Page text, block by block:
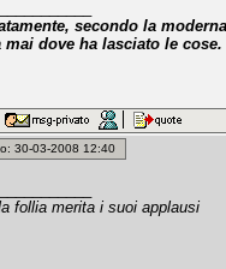
secondo la
mai dove ha lasciato le cose.
30-03-2008 12:40
follia merita i suoi applausi